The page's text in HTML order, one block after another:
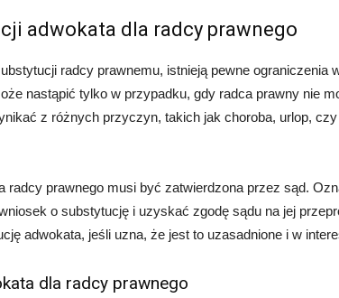
adwokata dla radcy prawnego
radcy prawnemu, istnieją pewne ograniczenia
nastąpić tylko w przypadku, gdy radca prawny nie
z różnych przyczyn, takich jak choroba, urlop,
radcy prawnego musi być zatwierdzona przez sąd.
o substytucję i uzyskać zgodę sądu na jej
adwokata, jeśli uzna, że jest to uzasadnione i w
dla radcy prawnego